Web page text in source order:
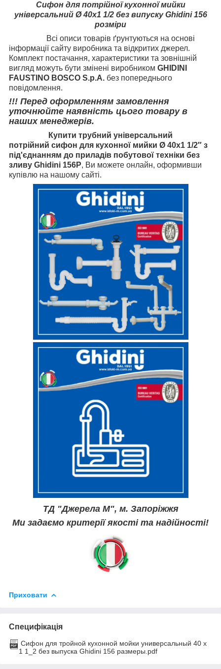
Сифон для потрійної кухонної мийки
універсальний Ø 40х1 1/2 без випуску Ghidini 156
розміри
Всі описи товарів ґрунтуються на основі
інформації сайту виробника та відкритих джерел.
Комплект постачання, характеристики та зовнішній
вигляд можуть бути змінені виробником GHIDINI
FAUSTINO BOSCO S.p.A. без попереднього
повідомлення.
!!! Перед оформленням замовлення
уточнюйте наявність цього товару в
наших менеджерів.
Купити трубний універсальний
потрійний сифон для кухонної мийки Ø 40x1 1/2″ з
під'єднанням до приладів побутової техніки без
зливу Ghidini 156P, Ви можете онлайн, оформивши
купівлю на нашому сайті.
ТД "Джерела М", м. Запоріжжя
Ми задаємо критерії якості та надійності!
Приховати
Специфікація
Сифон для тройной кухонной мойки универсальный 40 х
1 1_2 без выпуска Ghidini 156 размеры.pdf